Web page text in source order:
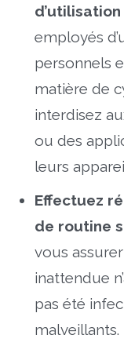
employés
personnels
matière de
interdisez
ou des
leurs
Effectuez
de routine
vous
inattendue
pas été
malveillants.